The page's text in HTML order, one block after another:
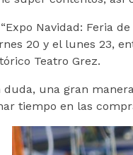
Navidad: Feria
20 y el lunes 23,
Teatro Grez.
duda, una gran
tiempo en las